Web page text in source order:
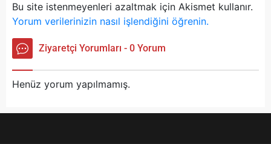
Bu site istenmeyenleri azaltmak için Akismet kullanır.
Yorum verilerinizin nasıl işlendiğini öğrenin.
Ziyaretçi Yorumları - 0 Yorum
Henüz yorum yapılmamış.